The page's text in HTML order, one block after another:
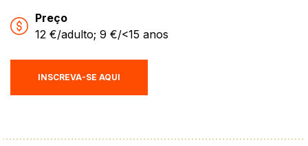
Preço
12 €/adulto; 9 €/<15 anos
INSCREVA-SE AQUI